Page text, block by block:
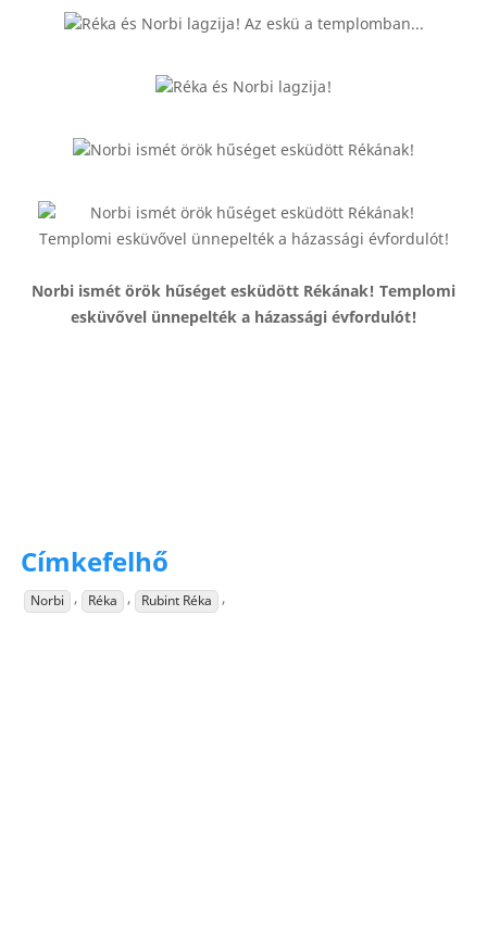
Norbi ismét örök hűséget esküdött Rékának! Templomi
esküvővel ünnepelték a házassági évfordulót!
Címkefelhő
Norbi , Réka , Rubint Réka ,